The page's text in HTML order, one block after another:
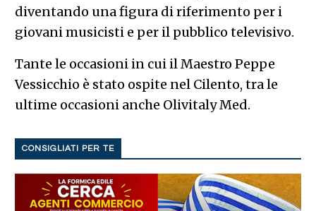
diventando una figura di riferimento per i
giovani musicisti e per il pubblico televisivo.
Tante le occasioni in cui il Maestro Peppe
Vessicchio è stato ospite nel Cilento, tra le
ultime occasioni anche Olivitaly Med.
CONSIGLIATI PER TE